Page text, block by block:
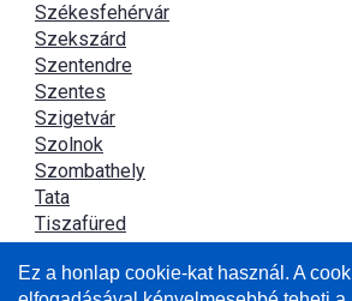
Székesfehérvár
Szekszárd
Szentendre
Szentes
Szigetvár
Szolnok
Szombathely
Tata
Tiszafüred
Újszász
Ez a honlap cookie-kat használ. A